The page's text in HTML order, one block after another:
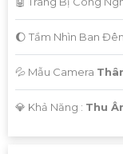
🌔 Tầm Nhìn Ban
💦 Mẫu Camera
️💎 Khả Năng : Thu